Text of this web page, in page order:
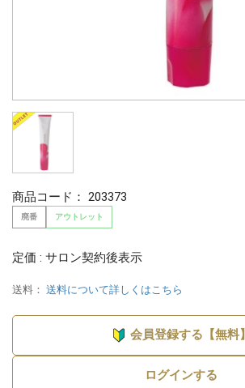
商品コード： 203373
廃番 アウトレット
定価 : サロン契約後表示
送料： 送料について詳しくはこちら
会員登録する【無料】
ログインする